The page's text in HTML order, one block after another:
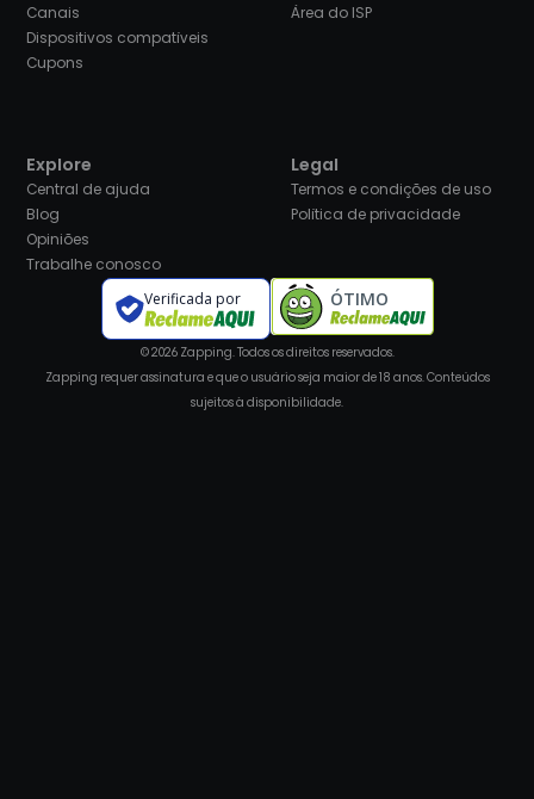
Canais
Dispositivos compatíveis
Cupons
Área do ISP
Explore
Central de ajuda
Blog
Opiniões
Trabalhe conosco
Legal
Termos e condições de uso
Política de privacidade
Verificada por ÓTIMO
© 2026 Zapping. Todos os direitos reservados.
Zapping requer assinatura e que o usuário seja maior de 18 anos. Conteúdos
sujeitos à disponibilidade.